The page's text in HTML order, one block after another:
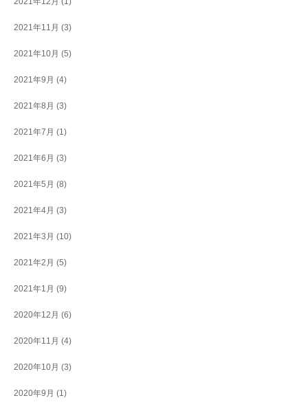
2021年11月 (3)
2021年10月 (5)
2021年9月 (4)
2021年8月 (3)
2021年7月 (1)
2021年6月 (3)
2021年5月 (8)
2021年4月 (3)
2021年3月 (10)
2021年2月 (5)
2021年1月 (9)
2020年12月 (6)
2020年11月 (4)
2020年10月 (3)
2020年9月 (1)